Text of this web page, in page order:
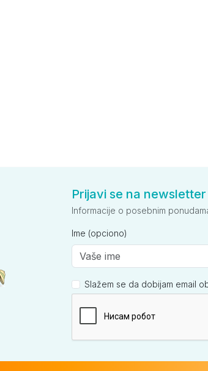
Prijavi se na newsletter
Informacije o posebnim
Ime (opciono)
Slažem se da dobijam email